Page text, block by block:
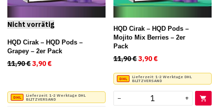
HQD Cirak – HQD Pods –
Grapey – 2er Pack
11,90€Ursprünglicher Preis war: 11,90 €
3,90€ Aktueller Preis ist: 3,90 €.
Lieferzeit: 1-2 Werktage DHL
BLITZVERSAND
HQD Cirak – HQD Pods –
Mojito Mix Berries – 2er
Pack
11,90€Ursprünglicher Preis
3,90€
Lieferzeit: 1-2 Werktage DHL
BLITZVERSAND
− +